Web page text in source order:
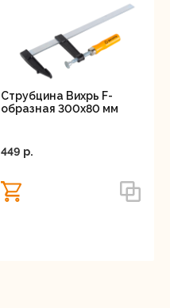
Струбцина Вихрь F-
образная 300х80 мм
449 p.